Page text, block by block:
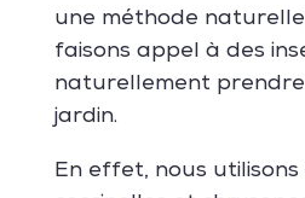
une méthode
faisons appel à des
naturellement
jardin.
En effet, nous